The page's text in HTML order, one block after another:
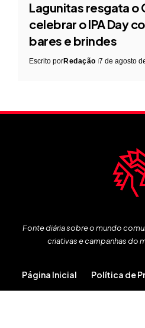
Lagunitas resgata o
celebrar o IPA Day
bares e brindes
Escrito porRedação 7 de agosto
Fonte diária sobre o mundo
criativas e campanhas do
Página Inicial Política de